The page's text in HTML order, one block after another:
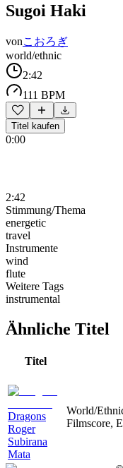
Sugoi Haki
vonこおろぎ
world/ethnic
2:42
111 BPM
Titel kaufen
0:00
2:42
Stimmung/Thema
energetic
travel
Instrumente
wind
flute
Weitere Tags
instrumental
Ähnliche Titel
Titel
Dragons
Roger
Subirana
Mata
World/
Filmscore,